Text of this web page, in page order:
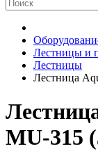
Лестницы и
Лестницы
Лестница
MU-315